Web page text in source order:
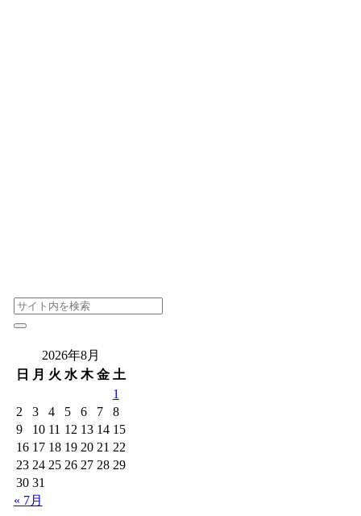
2026年8月
日
月 火 水 木 金 土
1
2
3 4 5 6 7
8
9
10 11 12 13 14 15
16 17 18 19 20 21 22
23 24 25 26 27 28 29
30 31
« 7月